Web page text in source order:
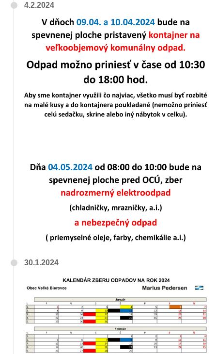
4.2.2024
30.1.2024